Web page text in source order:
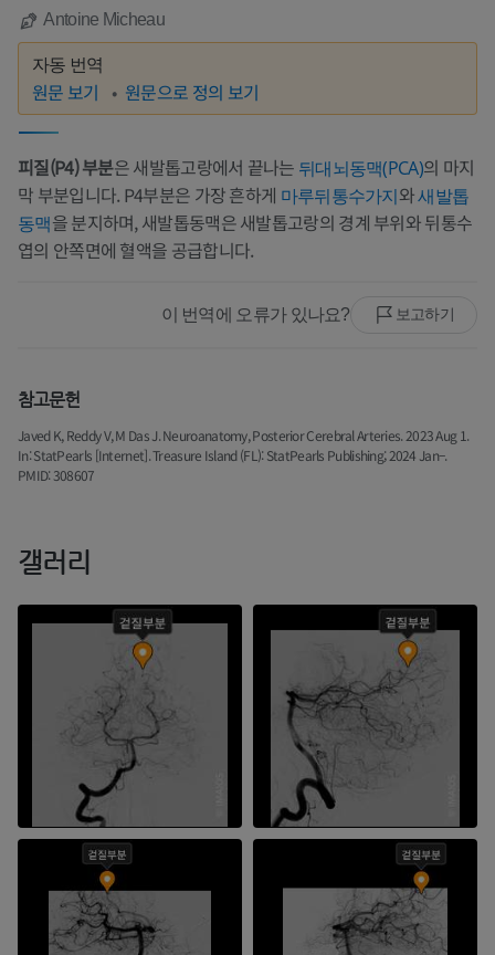
Antoine Micheau
자동 번역
원문 보기 원문으로 정의 보기
피질(P4) 부분은 새발톱고랑에서 끝나는 뒤대뇌동맥(PCA)의 마지
막 부분입니다. P4부분은 가장 흔하게 마루뒤통수가지와새발톱
동맥을 분지하며, 새발톱동맥은 새발톱고랑의 경계 부위와 뒤통수
엽의 안쪽면에 혈액을 공급합니다.
이 번역에 오류가 있나요? 보고하기
참고문헌
Javed K, Reddy V, M Das J. Neuroanatomy, Posterior Cerebral Arteries. 2023 Aug 1.
In: StatPearls [Internet]. Treasure Island (FL): StatPearls Publishing; 2024 Jan–.
PMID: 308607
갤러리